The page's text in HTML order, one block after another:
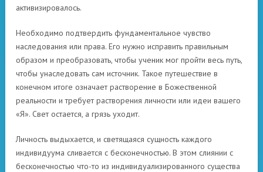
активизировалось.
Необходимо подтвердить фундаментальное чувство
наследования или права. Его нужно исправить правильным
образом и преобразовать, чтобы ученик мог пройти весь путь,
чтобы унаследовать сам источник. Такое путешествие в
конечном итоге означает растворение в Божественной
реальности и требует растворения личности или идеи вашего
«Я». Свет остается, а грязь уходит.
Личность выдыхается, и светящаяся сущность каждого
индивидуума сливается с бесконечностью. В этом слиянии с
бесконечностью что-то из индивидуализированного существа